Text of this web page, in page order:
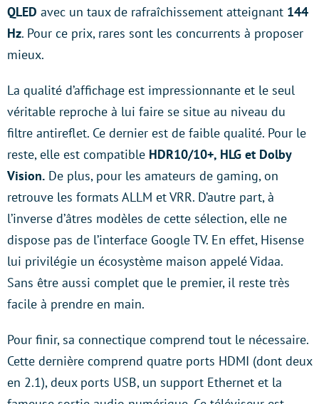
QLED avec un taux de rafraîchissement atteignant 144
Hz. Pour ce prix, rares sont les concurrents à proposer
mieux.
La qualité d’affichage est impressionnante et le seul
véritable reproche à lui faire se situe au niveau du
filtre antireflet. Ce dernier est de faible qualité. Pour le
reste, elle est compatible HDR10/10+, HLG et Dolby
Vision. De plus, pour les amateurs de gaming, on
retrouve les formats ALLM et VRR. D’autre part, à
l’inverse d’âtres modèles de cette sélection, elle ne
dispose pas de l’interface Google TV. En effet, Hisense
lui privilégie un écosystème maison appelé Vidaa.
Sans être aussi complet que le premier, il reste très
facile à prendre en main.
Pour finir, sa connectique comprend tout le nécessaire.
Cette dernière comprend quatre ports HDMI (dont deux
en 2.1), deux ports USB, un support Ethernet et la